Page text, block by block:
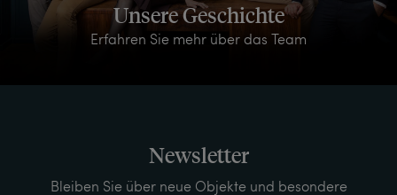
Unsere Geschichte
Erfahren Sie mehr über das Team
Newsletter
Bleiben Sie über neue Objekte und besondere